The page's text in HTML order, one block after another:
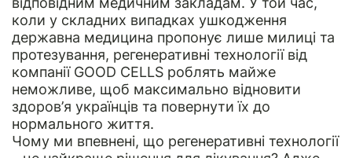
коли у складних випадках ушкодження
державна медицина пропонує лише милиці та
протезування, регенеративні технології від
компанії GOOD CELLS роблять майже
неможливе, щоб максимально відновити
здоров’я українців та повернути їх до
нормального життя.
Чому ми впевнені, що регенеративні технології